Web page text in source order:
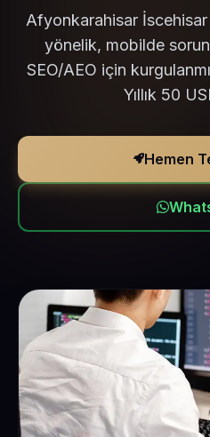
Afyonkarahisar
yönelik, mobilde
SEO/AEO için
Yıllık 50
Hemen